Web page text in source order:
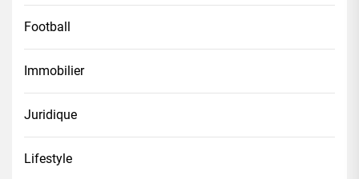
Football
Immobilier
Juridique
Lifestyle